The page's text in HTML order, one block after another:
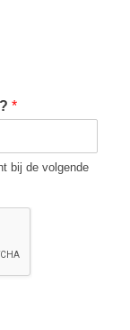
*
bij de volgende